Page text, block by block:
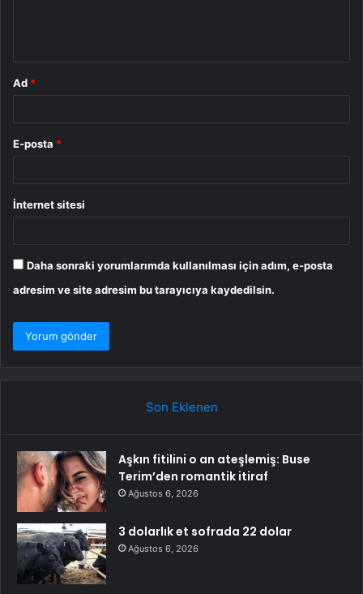
Ad *
E-posta *
İnternet sitesi
Daha sonraki yorumlarımda kullanılması için adım, e-posta
adresim ve site adresim bu tarayıcıya kaydedilsin.
Son Eklenen
Aşkın fitilini o an ateşlemiş: Buse
Terim’den romantik itiraf
Ağustos 6, 2026
3 dolarlık et sofrada 22 dolar
Ağustos 6, 2026